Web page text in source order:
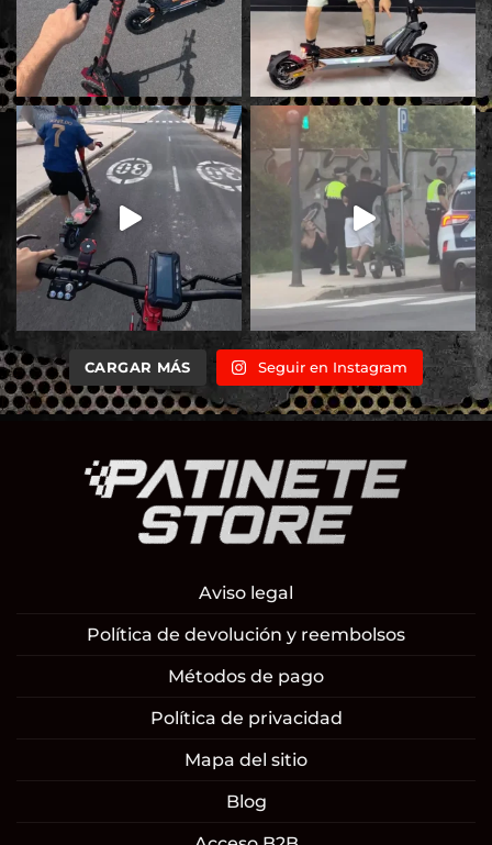
CARGAR MÁS Seguir en Instagram
Aviso legal
Política de devolución y reembolsos
Métodos de pago
Política de privacidad
Mapa del sitio
Blog